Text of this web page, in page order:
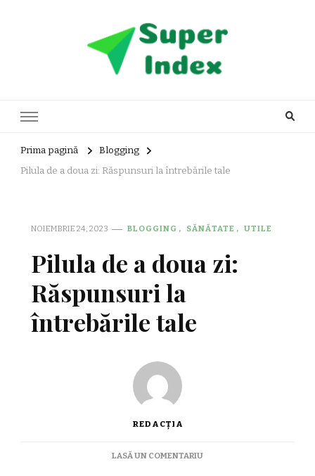
Prima pagină
Blogging
Pilula de a doua zi: Răspunsuri la întrebările tale
NOIEMBRIE 24, 2023 BLOGGING SĂNĂTATE UTILE
Pilula de a doua zi:
Răspunsuri la
întrebările tale
REDACȚIA
LASĂ UN COMENTARIULA